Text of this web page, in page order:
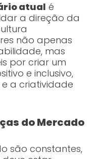
atual é
a direção da
não apenas
mas
por criar um
e inclusivo,
a criatividade
do Mercado
são constantes,